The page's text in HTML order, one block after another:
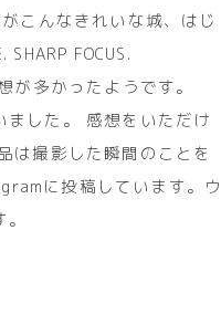
こんなきれいな城、はじ
FOCUS.
が多かったようです。
ました。 感想をいただけ
は撮影した瞬間のことを
に投稿しています。ウ